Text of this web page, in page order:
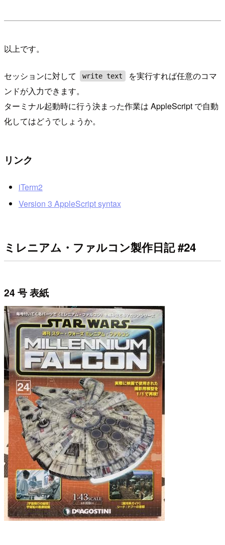
以上です。
セッションに対して write text
を実行すれば任意のコマ
ンドが入力できます。
ターミナル起動時に行う決まった作業は AppleScript で自動
化してはどうでしょうか。
リンク
iTerm2
Version 3 AppleScript syntax
ミレニアム・ファルコン製作日記 #24
24 号 表紙